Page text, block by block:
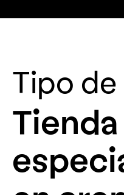
Tipo
Tienda